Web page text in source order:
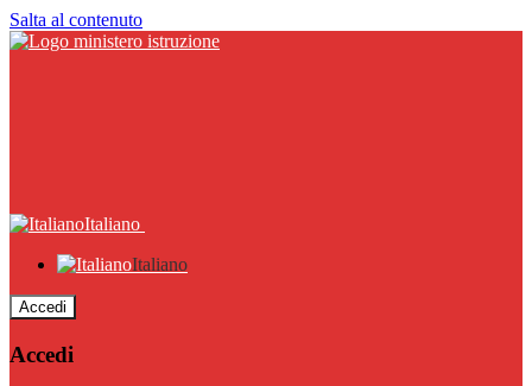
Salta al contenuto
Italiano
Italiano
Accedi
Accedi